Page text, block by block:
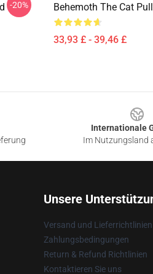
-20% Behemoth The Cat
33,93 £ - 39,46 £
Internationale
Im Nutzungsland
Unsere
Versand und Lieferrichtlinien
Zahlungsbedingungen
Return & Refund Richtlinien
Kontaktieren Sie uns